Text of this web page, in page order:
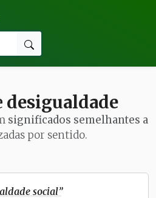
desigualdade
significados semelhantes a
por sentido.
social”